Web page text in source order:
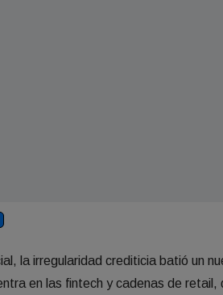
la irregularidad crediticia batió un
en las fintech y cadenas de retail,